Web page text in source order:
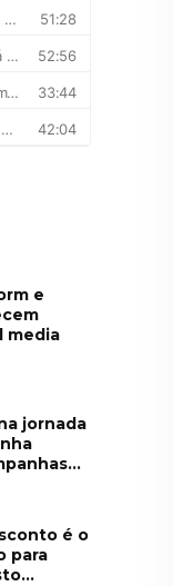
e
media
jornada
é o
para